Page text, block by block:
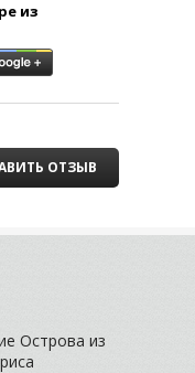
из
ОТЗЫВ
Острова из